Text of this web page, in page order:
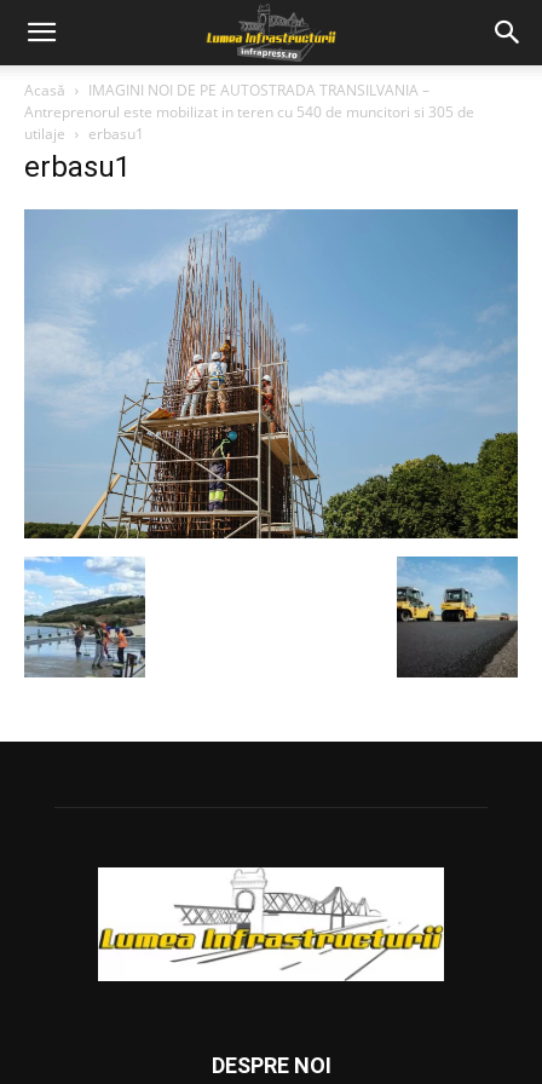
Acasă
IMAGINI NOI DE PE AUTOSTRADA TRANSILVANIA –
Antreprenorul este mobilizat in teren cu 540 de muncitori si 305 de
utilaje
erbasu1
erbasu1
DESPRE NOI